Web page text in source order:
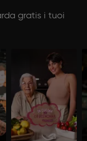
gratis i tuoi